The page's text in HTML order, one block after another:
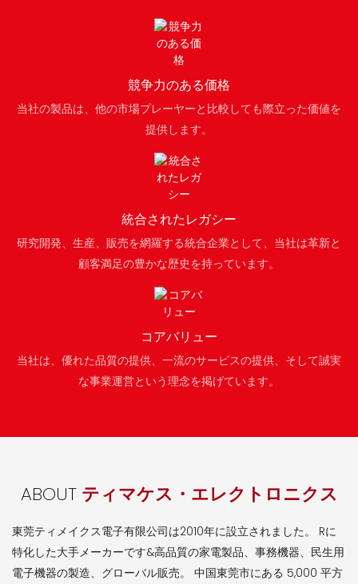
競争力のある価格
当社の製品は、他の市場プレーヤーと比較しても際立った価値を
提供します。
統合されたレガシー
研究開発、生産、販売を網羅する統合企業として、当社は革新と
顧客満足の豊かな歴史を持っています。
コアバリュー
当社は、優れた品質の提供、一流のサービスの提供、そして誠実
な事業運営という理念を掲げています。
ABOUT ティマケス・エレクトロニクス
東莞ティメイクス電子有限公司は2010年に設立されました。 Rに
特化した大手メーカーです&高品質の家電製品、事務機器、民生用
電子機器の製造、グローバル販売。 中国東莞市にある 5,000 平方